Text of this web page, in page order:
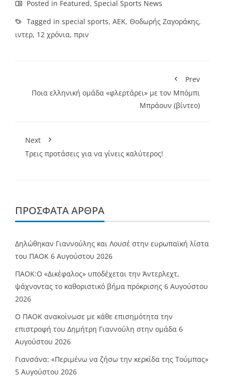
Posted in Featured, Special Sports News
Tagged in special sports, ΑΕΚ, Θοδωρής Ζαγοράκης,
ιντερ, 12 χρόνια, πριν
Prev
Ποια ελληνική ομάδα «φλερτάρει» με τον Μπόμπι
Μπράουν (βίντεο)
Next
Τρεις προτάσεις για να γίνεις καλύτερος!
ΠΡΌΣΦΑΤΑ ΆΡΘΡΑ
Δηλώθηκαν Γιαννούλης και Λουσέ στην ευρωπαϊκή λίστα
του ΠΑΟΚ 6 Αυγούστου 2026
ΠΑΟΚ:Ο «Δικέφαλος» υποδέχεται την Άντερλεχτ,
ψάχνοντας το καθοριστικό βήμα πρόκρισης 6 Αυγούστου
2026
Ο ΠΑΟΚ ανακοίνωσε με κάθε επισημότητα την
επιστροφή του Δημήτρη Γιαννούλη στην ομάδα 6
Αυγούστου 2026
Γιανσάνα: «Περιμένω να ζήσω την κερκίδα της Τούμπας»
5 Αυγούστου 2026